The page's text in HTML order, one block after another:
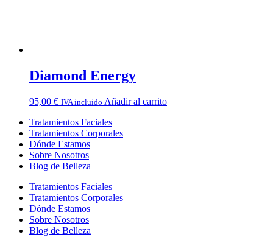
Diamond Energy
95,00 € IVA incluido Añadir al carrito
Tratamientos Faciales
Tratamientos Corporales
Dónde Estamos
Sobre Nosotros
Blog de Belleza
Tratamientos Faciales
Tratamientos Corporales
Dónde Estamos
Sobre Nosotros
Blog de Belleza